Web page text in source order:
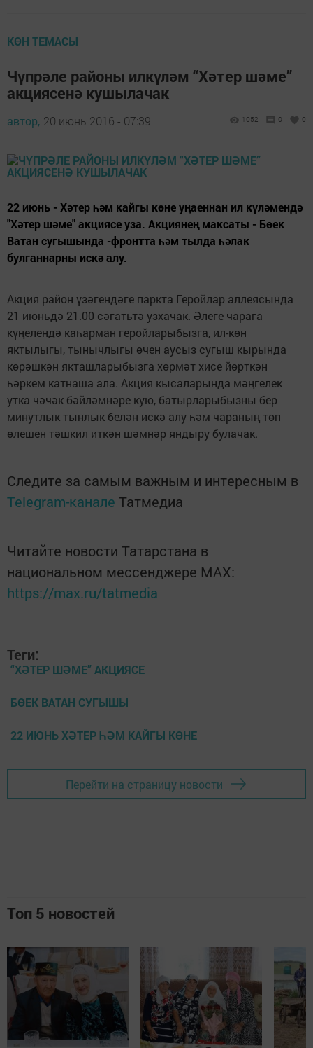
КӨН ТЕМАСЫ
Чүпрәле районы илкүләм “Хәтер шәме”
акциясенә кушылачак
автор, 20 июнь 2016 - 07:39 1052 0 0
22 июнь - Хәтер һәм кайгы көне уңаеннан ил күләмендә
"Хәтер шәме" акциясе уза. Акциянең максаты - Бөек
Ватан сугышында -фронтта һәм тылда һәлак
булганнарны искә алу.
Акция район үзәгендәге паркта Геройлар аллеясында
21 июньдә 21.00 сәгатьтә узхачак. Әлеге чарага
күңелендә каһарман геройларыбызга, ил-көн
яктылыгы, тынычлыгы өчен аусыз сугыш кырында
көрәшкән якташларыбызга хөрмәт хисе йөрткән
һәркем катнаша ала. Акция кысаларында мәңгелек
утка чәчәк бәйләмнәре кую, батырларыбызны бер
минутлык тынлык белән искә алу һәм чараның төп
өлешен тәшкил иткән шәмнәр яндыру булачак.
Следите за самым важным и интересным в
Telegram-канале Татмедиа
Читайте новости Татарстана в
национальном мессенджере MАХ:
https://max.ru/tatmedia
Теги:
“ХӘТЕР ШӘМЕ” АКЦИЯСЕ
БӨЕК ВАТАН СУГЫШЫ
22 ИЮНЬ ХӘТЕР ҺӘМ КАЙГЫ КӨНЕ
Перейти на страницу новости
Топ 5 новостей